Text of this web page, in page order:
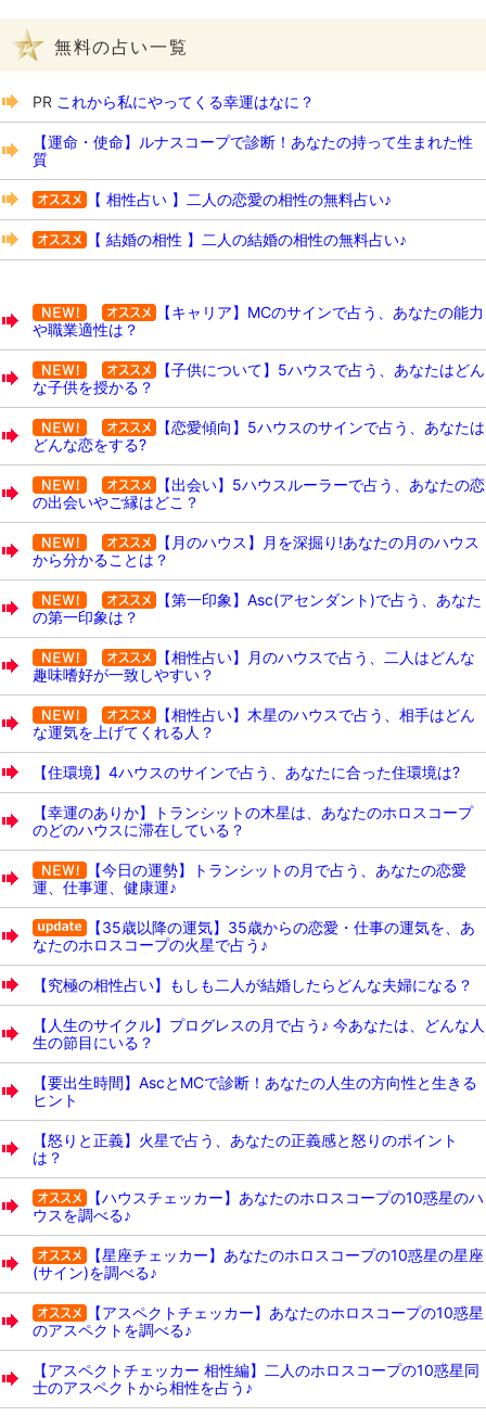
無料の占い一覧
PR これから私にやってくる幸運はなに？
【運命・使命】ルナスコープで診断！あなたの持って生まれた性
質
【 相性占い 】二人の恋愛の相性の無料占い♪
【 結婚の相性 】二人の結婚の相性の無料占い♪
【キャリア】MCのサインで占う、あなたの能力
や職業適性は？
【子供について】5ハウスで占う、あなたはどん
な子供を授かる？
【恋愛傾向】5ハウスのサインで占う、あなたは
どんな恋をする?
【出会い】5ハウスルーラーで占う、あなたの恋
の出会いやご縁はどこ？
【月のハウス】月を深掘り!あなたの月のハウス
から分かることは？
【第一印象】Asc(アセンダント)で占う、あなた
の第一印象は？
【相性占い】月のハウスで占う、二人はどんな
趣味嗜好が一致しやすい？
【相性占い】木星のハウスで占う、相手はどん
な運気を上げてくれる人？
【住環境】4ハウスのサインで占う、あなたに合った住環境は?
【幸運のありか】トランシットの木星は、あなたのホロスコープ
のどのハウスに滞在している？
【今日の運勢】トランシットの月で占う、あなたの恋愛
運、仕事運、健康運♪
【35歳以降の運気】35歳からの恋愛・仕事の運気を、あ
なたのホロスコープの火星で占う♪
【究極の相性占い】もしも二人が結婚したらどんな夫婦になる？
【人生のサイクル】プログレスの月で占う♪ 今あなたは、どんな人
生の節目にいる？
【要出生時間】AscとMCで診断！あなたの人生の方向性と生きる
ヒント
【怒りと正義】火星で占う、あなたの正義感と怒りのポイント
は？
【ハウスチェッカー】あなたのホロスコープの10惑星のハ
ウスを調べる♪
【星座チェッカー】あなたのホロスコープの10惑星の星座
(サイン)を調べる♪
【アスペクトチェッカー】あなたのホロスコープの10惑星
のアスペクトを調べる♪
【アスペクトチェッカー 相性編】二人のホロスコープの10惑星同
士のアスペクトから相性を占う♪